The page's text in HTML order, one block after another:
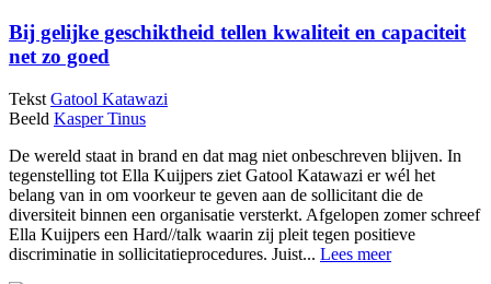
Bij gelijke geschiktheid tellen kwaliteit en capaciteit
net zo goed
Tekst Gatool Katawazi
Beeld Kasper Tinus
De wereld staat in brand en dat mag niet onbeschreven blijven. In
tegenstelling tot Ella Kuijpers ziet Gatool Katawazi er wél het
belang van in om voorkeur te geven aan de sollicitant die de
diversiteit binnen een organisatie versterkt. Afgelopen zomer schreef
Ella Kuijpers een Hard//talk waarin zij pleit tegen positieve
discriminatie in sollicitatieprocedures. Juist... Lees meer